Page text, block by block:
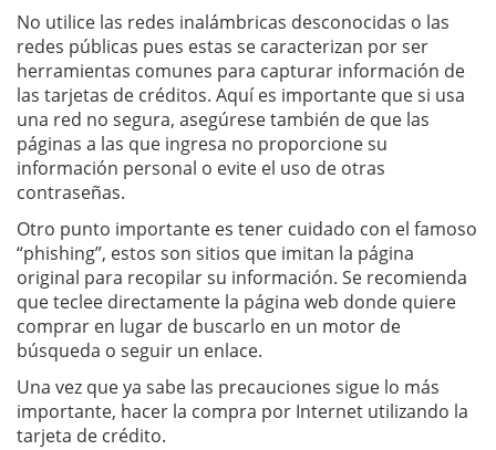
No utilice las redes inalámbricas desconocidas o las
redes públicas pues estas se caracterizan por ser
herramientas comunes para capturar información de
las tarjetas de créditos. Aquí es importante que si usa
una red no segura, asegúrese también de que las
páginas a las que ingresa no proporcione su
información personal o evite el uso de otras
contraseñas.
Otro punto importante es tener cuidado con el famoso
“phishing”, estos son sitios que imitan la página
original para recopilar su información. Se recomienda
que teclee directamente la página web donde quiere
comprar en lugar de buscarlo en un motor de
búsqueda o seguir un enlace.
Una vez que ya sabe las precauciones sigue lo más
importante, hacer la compra por Internet utilizando la
tarjeta de crédito.